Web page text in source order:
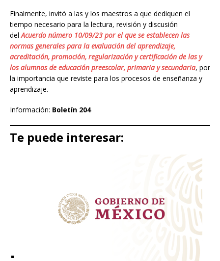
Finalmente, invitó a las y los maestros a que dediquen el
tiempo necesario para la lectura, revisión y discusión
delAcuerdo número 10/09/23 por el que se establecen las
normas generales para la evaluación del aprendizaje,
acreditación, promoción, regularización y certificación de las y
los alumnos de educación preescolar, primaria y secundaria, por
la importancia que reviste para los procesos de enseñanza y
aprendizaje.
Información: Boletín 204
Te puede interesar: